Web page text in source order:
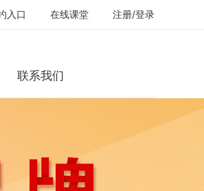
入口 在线课堂 注册/登录
联系我们